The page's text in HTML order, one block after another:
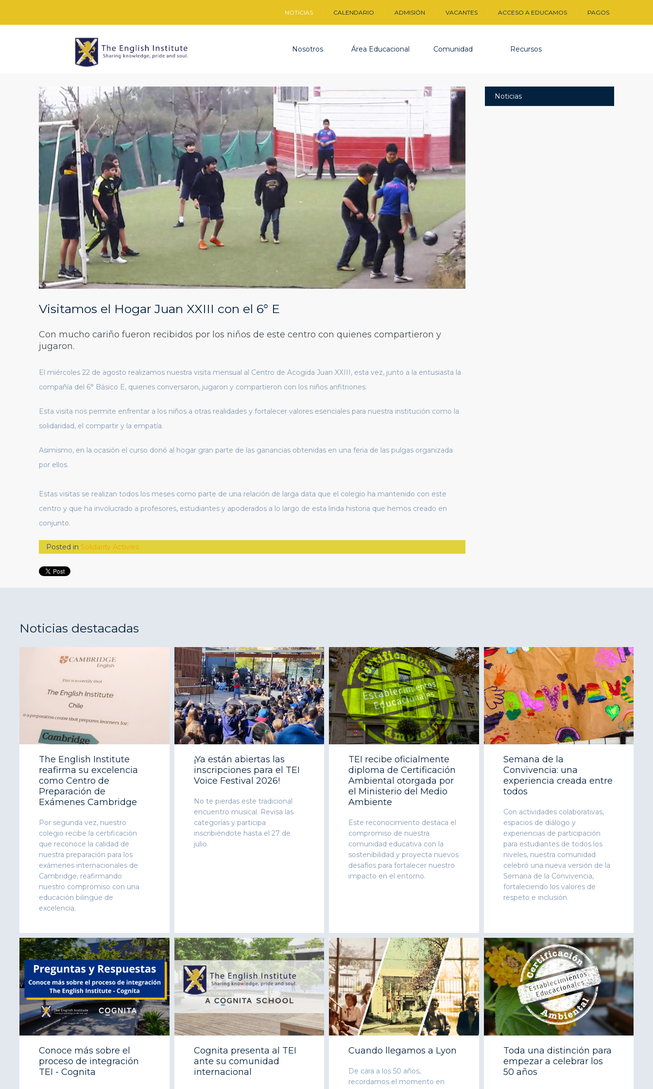
NOTICIAS CALENDARIO ADMISIÓN VACANTES ACCESO A EDUCAMOS PAGOS
Nosotros Área Educacional Comunidad Recursos
Visitamos el Hogar Juan XXIII con el 6° E
Con mucho cariño fueron recibidos por los niños de este centro con quienes compartieron y
jugaron.
El miércoles 22 de agosto realizamos nuestra visita mensual al Centro de Acogida Juan XXIII, esta vez, junto a la entusiasta la
compañía del 6° Básico E, quienes conversaron, jugaron y compartieron con los niños anfitriones.
Esta visita nos permite enfrentar a los niños a otras realidades y fortalecer valores esenciales para nuestra institución como la
solidaridad, el compartir y la empatía.
Asimismo, en la ocasión el curso donó al hogar gran parte de las ganancias obtenidas en una feria de las pulgas organizada
por ellos.
Estas visitas se realizan todos los meses como parte de una relación de larga data que el colegio ha mantenido con este
centro y que ha involucrado a profesores, estudiantes y apoderados a lo largo de esta linda historia que hemos creado en
conjunto.
Posted in Solidarity Activies
Noticias
Noticias destacadas
The English Institute
reafirma su excelencia
como Centro de
Preparación de
Exámenes Cambridge
Por segunda vez, nuestro
colegio recibe la certificación
que reconoce la calidad de
nuestra preparación para los
exámenes internacionales de
Cambridge, reafirmando
nuestro compromiso con una
educación bilingüe de
excelencia.
¡Ya están abiertas las
inscripciones para el TEI
Voice Festival 2026!
No te pierdas este tradicional
encuentro musical. Revisa las
categorías y participa
inscribiéndote hasta el 27 de
julio.
TEI recibe oficialmente
diploma de Certificación
Ambiental otorgada por
el Ministerio del Medio
Ambiente
Este reconocimiento destaca el
compromiso de nuestra
comunidad educativa con la
sostenibilidad y proyecta nuevos
desafíos para fortalecer nuestro
impacto en el entorno.
Semana de la
Convivencia: una
experiencia creada entre
todos
Con actividades colaborativas,
espacios de diálogo y
experiencias de participación
para estudiantes de todos los
niveles, nuestra comunidad
celebró una nueva versión de la
Semana de la Convivencia,
fortaleciendo los valores de
respeto e inclusión.
Conoce más sobre el
proceso de integración
TEI - Cognita
Cognita presenta al TEI
ante su comunidad
internacional
Cuando llegamos a Lyon
De cara a los 50 años,
recordamos el momento en
Toda una distinción para
empezar a celebrar los
50 años